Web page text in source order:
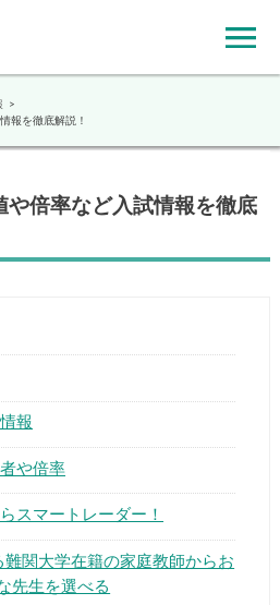
報を徹底解説！
や倍率など入試情報を徹底
報
や倍率
スマートレーダー！
関大学在籍の家庭教師からお
先生を選べる